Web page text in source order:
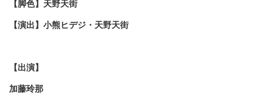
【脚色】天野天街
【演出】小熊ヒデジ・天野天街
【出演】
加藤玲那